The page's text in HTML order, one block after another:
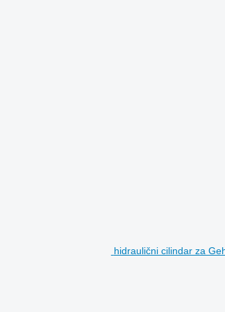
hidraulični cilindar za